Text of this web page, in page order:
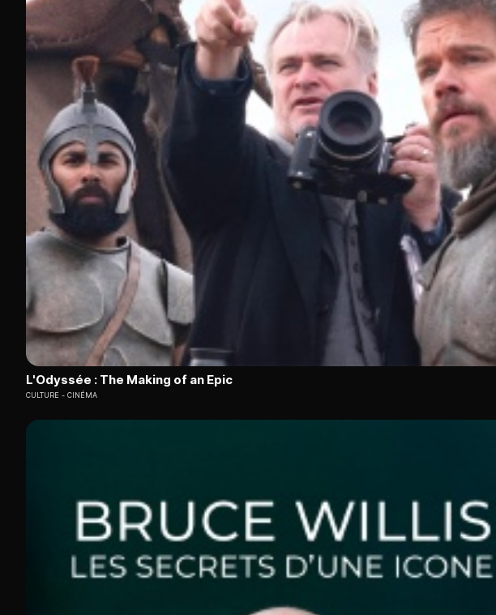
L'Odyssée : The Making of an Epic
CULTURE CINÉMA